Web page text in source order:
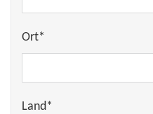
Ort*
Land*